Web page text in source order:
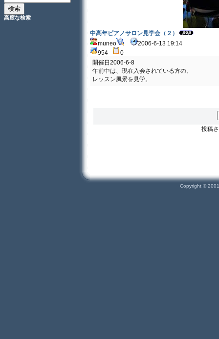
高度な検索
中高年ピアノサロン見学会（２）
muneo
2006-6-13 19:14
954
0
開催日2006-6-8
午前中は、現在入会されている方の、
レッスン風景を見学。
投稿
Copyright ©